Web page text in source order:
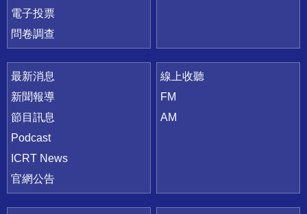
電子投票
問卷調查
最新消息
新聞報導
節目訊息
Podcast
ICRT News
官網公告
線上收聽
FM
AM